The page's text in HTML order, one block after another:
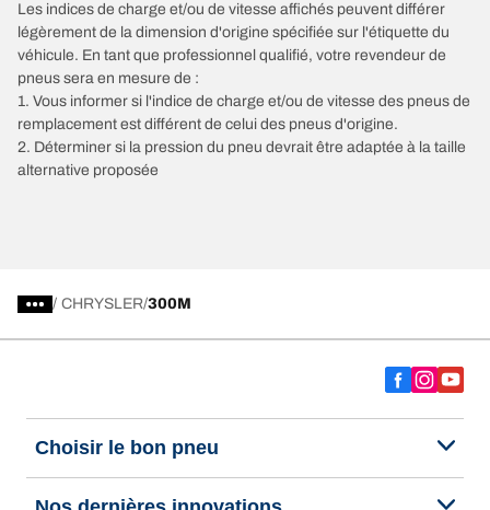
Les indices de charge et/ou de vitesse affichés peuvent différer
légèrement de la dimension d'origine spécifiée sur l'étiquette du
véhicule. En tant que professionnel qualifié, votre revendeur de
pneus sera en mesure de :
1. Vous informer si l'indice de charge et/ou de vitesse des pneus de
remplacement est différent de celui des pneus d'origine.
2. Déterminer si la pression du pneu devrait être adaptée à la taille
alternative proposée
/ CHRYSLER 300M
Choisir le bon pneu